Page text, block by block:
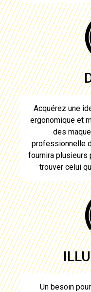
Acquérez une
ergonomique et
des
professionnelle
fournira
trouver celui
Un besoin